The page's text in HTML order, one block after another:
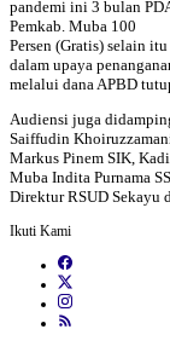
pandemi ini 3 bulan
Pemkab. Muba 100
Persen (Gratis) selain
dalam upaya
melalui dana APBD
Audiensi juga
Saiffudin
Markus Pinem SIK,
Muba Indita Purnama
Direktur RSUD Sekayu
Ikuti Kami